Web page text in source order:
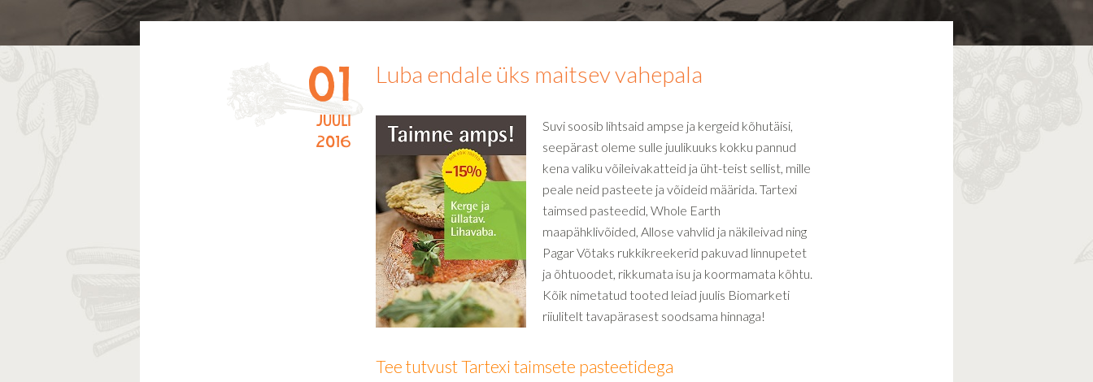
01
juuli
2016
Luba endale üks maitsev vahepala
Suvi soosib lihtsaid ampse ja kergeid kõhutäisi,
seepärast oleme sulle juulikuuks kokku pannud
kena valiku võileivakatteid ja üht-teist sellist, mille
peale neid pasteete ja võideid määrida. Tartexi
taimsed pasteedid, Whole Earth
maapähklivõided, Allose vahvlid ja näkileivad ning
Pagar Võtaks rukkikreekerid pakuvad linnupetet
ja õhtuoodet, rikkumata isu ja koormamata kõhtu.
Kõik nimetatud tooted leiad juulis Biomarketi
riiulitelt tavapärasest soodsama hinnaga!
Tee tutvust Tartexi taimsete pasteetidega